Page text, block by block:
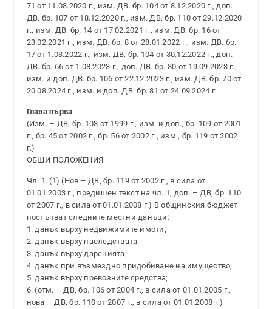
71 от 11.08.2020 г., изм. ДВ. бр. 104 от 8.12.2020 г., доп.
ДВ. бр. 107 от 18.12.2020 г., изм. ДВ. бр. 110 от 29.12.2020
г., изм. ДВ. бр. 14 от 17.02.2021 г., изм. ДВ. бр. 16 от
23.02.2021 г., изм. ДВ. бр. 8 от 28.01.2022 г., изм. ДВ. бр.
17 от 1.03.2022 г., изм. ДВ. бр. 104 от 30.12.2022 г., доп.
ДВ. бр. 66 от 1.08.2023 г., доп. ДВ. бр. 80 от 19.09.2023 г.,
изм. и доп. ДВ. бр. 106 от 22.12.2023 г., изм. ДВ. бр. 70 от
20.08.2024 г., изм. и доп. ДВ. бр. 81 от 24.09.2024 г.
Глава първа
(Изм. – ДВ, бр. 103 от 1999 г., изм. и доп., бр. 109 от 2001
г., бр. 45 от 2002 г., бр. 56 от 2002 г., изм., бр. 119 от 2002
г.)
ОБЩИ ПОЛОЖЕНИЯ
Чл. 1. (1) (Нов – ДВ, бр. 119 от 2002 г., в сила от
01.01.2003 г., предишен текст на чл. 1, доп. – ДВ, бр. 110
от 2007 г., в сила от 01.01.2008 г.) В общинския бюджет
постъпват следните местни данъци:
1. данък върху недвижимите имоти;
2. данък върху наследствата;
3. данък върху даренията;
4. данък при възмездно придобиване на имущество;
5. данък върху превозните средства;
6. (отм. – ДВ, бр. 106 от 2004 г., в сила от 01.01.2005 г.,
нова – ДВ, бр. 110 от 2007 г., в сила от 01.01.2008 г.)